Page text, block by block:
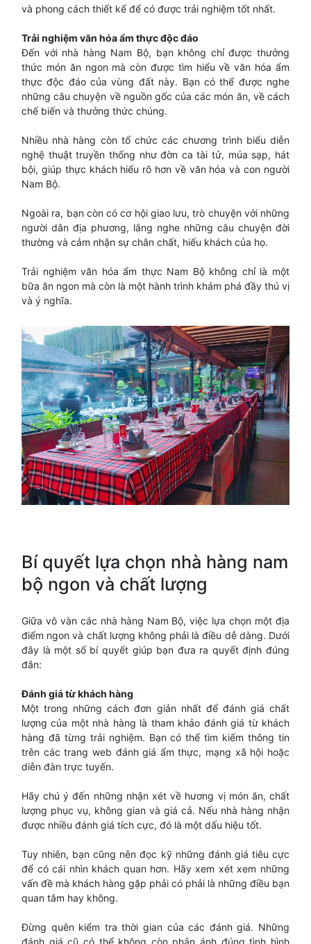
và phong cách thiết kế để có được trải nghiệm tốt nhất.
Trải nghiệm văn hóa ẩm thực độc đáo
Đến với nhà hàng Nam Bộ, bạn không chỉ được thưởng
thức món ăn ngon mà còn được tìm hiểu về văn hóa ẩm
thực độc đáo của vùng đất này. Bạn có thể được nghe
những câu chuyện về nguồn gốc của các món ăn, về cách
chế biến và thưởng thức chúng.
Nhiều nhà hàng còn tổ chức các chương trình biểu diễn
nghệ thuật truyền thống như đờn ca tài tử, múa sạp, hát
bội, giúp thực khách hiểu rõ hơn về văn hóa và con người
Nam Bộ.
Ngoài ra, bạn còn có cơ hội giao lưu, trò chuyện với những
người dân địa phương, lắng nghe những câu chuyện đời
thường và cảm nhận sự chân chất, hiếu khách của họ.
Trải nghiệm văn hóa ẩm thực Nam Bộ không chỉ là một
bữa ăn ngon mà còn là một hành trình khám phá đầy thú vị
và ý nghĩa.
Bí quyết lựa chọn nhà hàng nam
bộ ngon và chất lượng
Giữa vô vàn các nhà hàng Nam Bộ, việc lựa chọn một địa
điểm ngon và chất lượng không phải là điều dễ dàng. Dưới
đây là một số bí quyết giúp bạn đưa ra quyết định đúng
đắn:
Đánh giá từ khách hàng
Một trong những cách đơn giản nhất để đánh giá chất
lượng của một nhà hàng là tham khảo đánh giá từ khách
hàng đã từng trải nghiệm. Bạn có thể tìm kiếm thông tin
trên các trang web đánh giá ẩm thực, mạng xã hội hoặc
diễn đàn trực tuyến.
Hãy chú ý đến những nhận xét về hương vị món ăn, chất
lượng phục vụ, không gian và giá cả. Nếu nhà hàng nhận
được nhiều đánh giá tích cực, đó là một dấu hiệu tốt.
Tuy nhiên, bạn cũng nên đọc kỹ những đánh giá tiêu cực
để có cái nhìn khách quan hơn. Hãy xem xét xem những
vấn đề mà khách hàng gặp phải có phải là những điều bạn
quan tâm hay không.
Đừng quên kiểm tra thời gian của các đánh giá. Những
đánh giá cũ có thể không còn phản ánh đúng tình hình